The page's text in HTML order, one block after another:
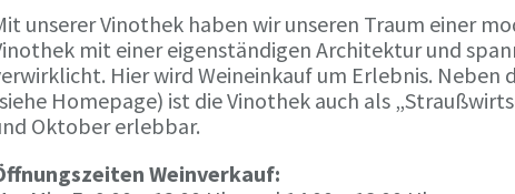
unserer Vinothek haben wir unseren Traum einer
mit einer eigenständigen Architektur und
Hier wird Weineinkauf um Erlebnis. Neben
Homepage) ist die Vinothek auch als
Oktober erlebbar.
Weinverkauf: